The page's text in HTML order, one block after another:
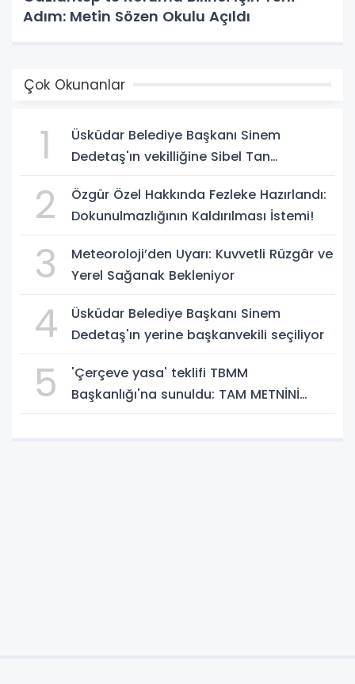
Adım: Metin Sözen Okulu Açıldı
Çok Okunanlar
1
Üsküdar Belediye Başkanı Sinem
Dedetaş'ın vekilliğine Sibel Tan
2
Özgür Özel Hakkında Fezleke Hazırlandı:
Dokunulmazlığının Kaldırılması İstemi!
3
Meteoroloji’den Uyarı: Kuvvetli Rüzgâr ve
Yerel Sağanak Bekleniyor
4
Üsküdar Belediye Başkanı Sinem
Dedetaş'ın yerine başkanvekili seçiliyor
5
'Çerçeve yasa' teklifi TBMM
Başkanlığı'na sunuldu: TAM METNİNİ